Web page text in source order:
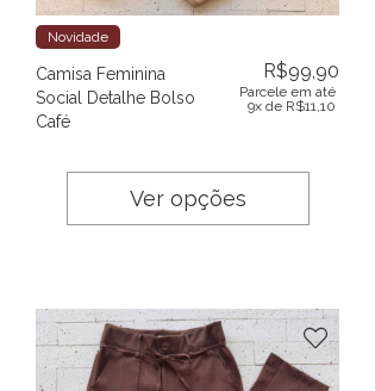
Novidade
Camisa Feminina
Social Detalhe Bolso
Café
R$99,90
Parcele em até
9x de R$11,10
Ver opções